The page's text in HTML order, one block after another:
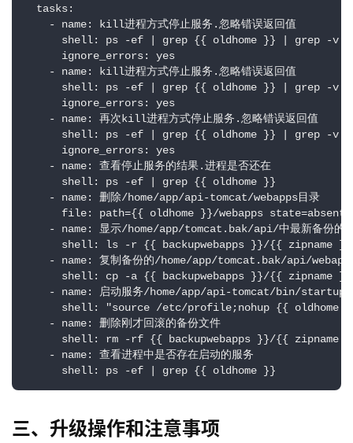
tasks:
- name: kill进程方式停止服务.忽略错误返回值
shell: ps -ef | grep {{ oldhome }} | grep -v
ignore_errors: yes
- name: kill进程方式停止服务.忽略错误返回值
shell: ps -ef | grep {{ oldhome }} | grep -v
ignore_errors: yes
- name: 再次kill进程方式停止服务.忽略错误返回值
shell: ps -ef | grep {{ oldhome }} | grep -v
ignore_errors: yes
- name: 查看停止服务的结果.进程是否还在
shell: ps -ef | grep {{ oldhome }}
- name: 删除/home/app/api-tomcat/webapps目录
file: path={{ oldhome }}/webapps state=absent
- name: 显示/home/app/tomcat.bak/api/中最新备份的
shell: ls -r {{ backupwebapps }}/{{ zipname }}
- name: 复制备份的/home/app/tomcat.bak/api/
shell: cp -a {{ backupwebapps }}/{{ zipname }}/
- name: 启动服务/home/app/api-tomcat/bin/
shell: "source /etc/profile;nohup {{ oldhome
- name: 删除刚才回滚的备份文件
shell: rm -rf {{ backupwebapps }}/{{ zipname
- name: 查看进程中是否存在启动的服务
shell: ps -ef | grep {{ oldhome }}
三、升级操作和注意事项